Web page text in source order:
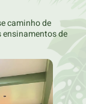
caminho de
de